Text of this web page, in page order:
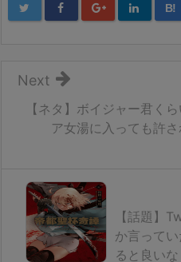
B!
【ネタ】ボイジャー君く
ア女湯に入っても許さ
Next
【話題】
か言って
ると良いな